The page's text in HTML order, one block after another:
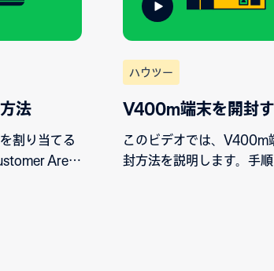
法
割り当てる
Area
ハウツー
V400m端末を開封
このビデオでは、V400m
封方法を説明します。手